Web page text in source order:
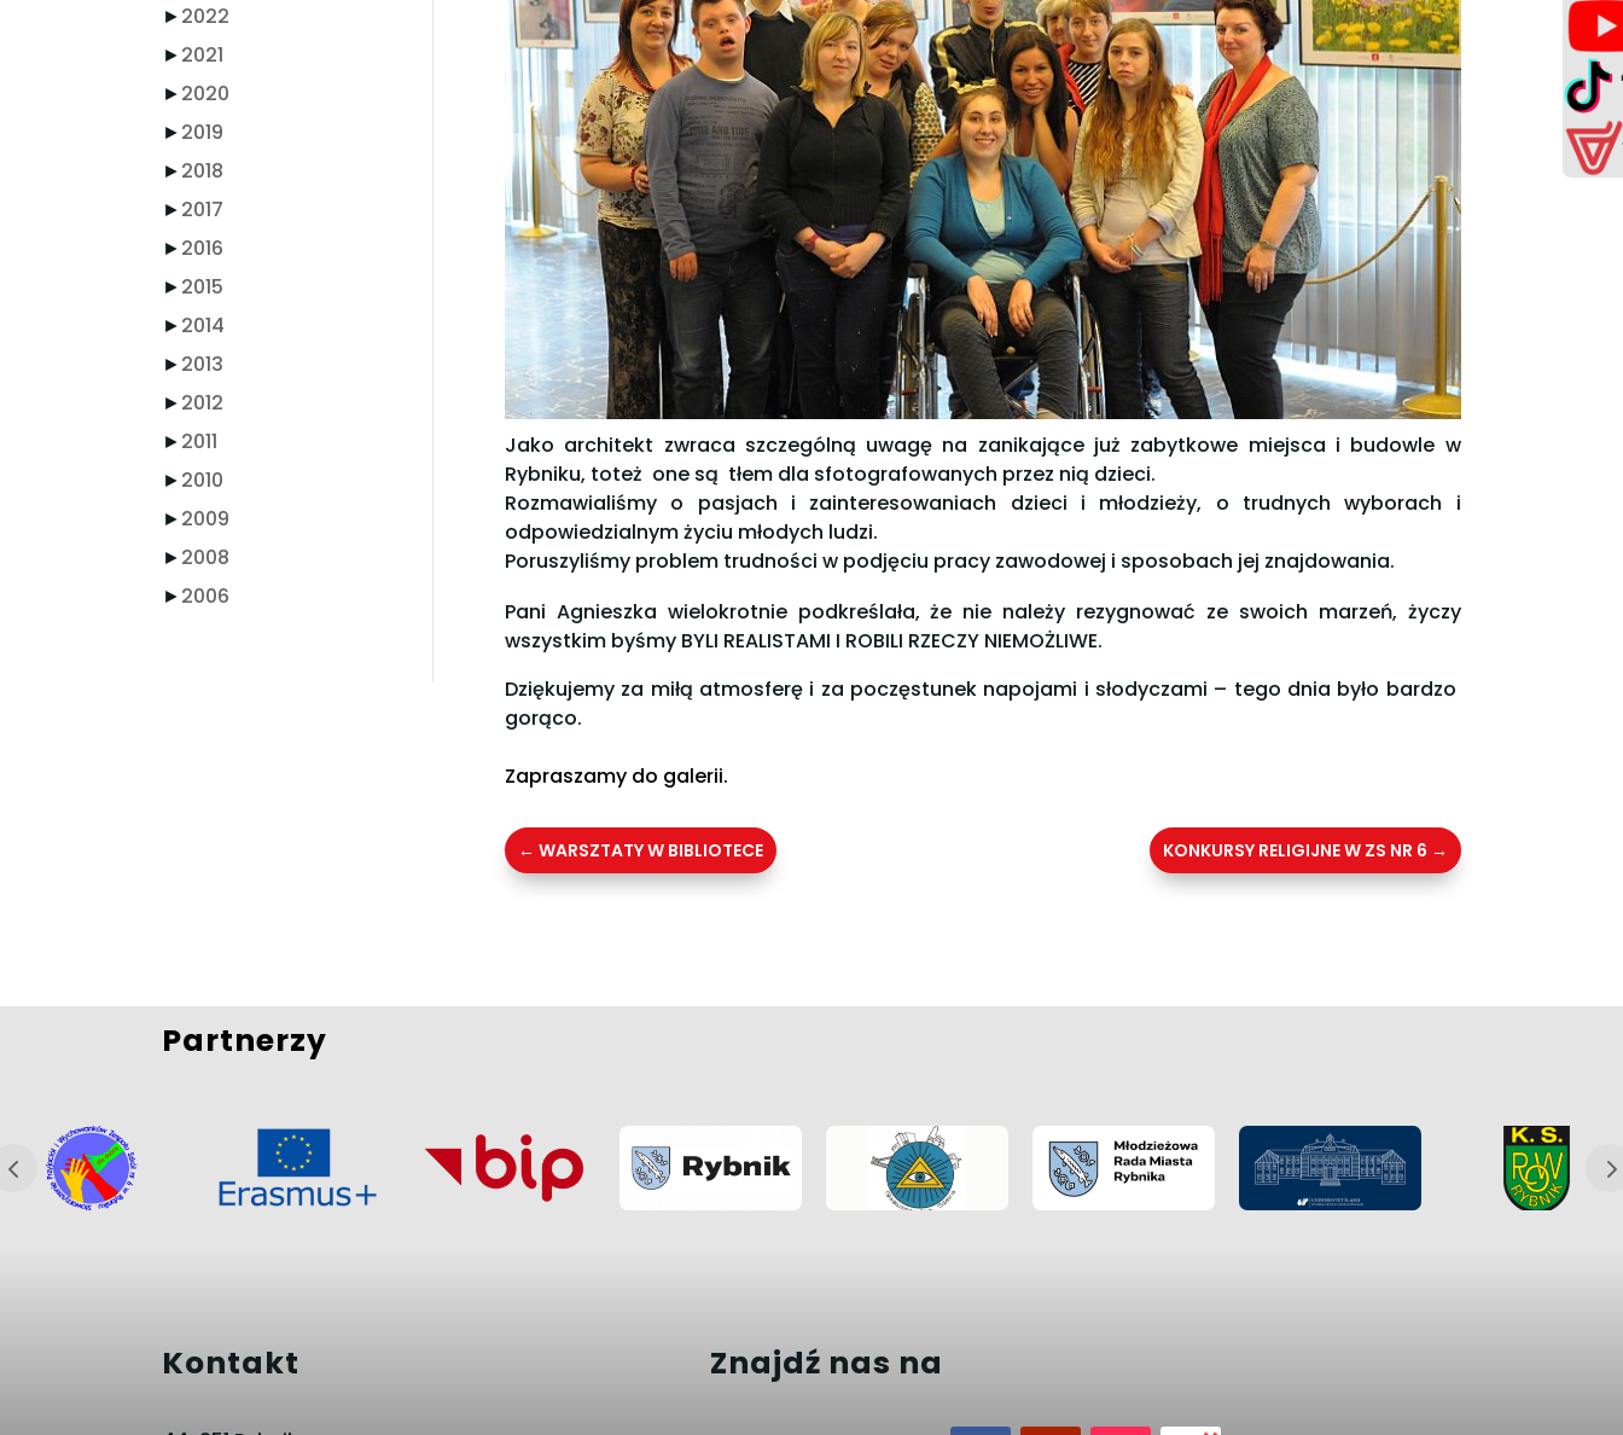
►2022
►2021
►2020
►2019
►2018
►2017
►2016
►2015
►2014
►2013
►2012
►2011
►2010
►2009
►2008
►2006
Jako architekt zwraca szczególną uwagę na zanikające już zabytkowe miejsca i budowle w
Rybniku, toteż one są tłem dla sfotografowanych przez nią dzieci.
Rozmawialiśmy o pasjach i zainteresowaniach dzieci i młodzieży, o trudnych wyborach i
odpowiedzialnym życiu młodych ludzi.
Poruszyliśmy problem trudności w podjęciu pracy zawodowej i sposobach jej znajdowania.
Pani Agnieszka wielokrotnie podkreślała, że nie należy rezygnować ze swoich marzeń, życzy
wszystkim byśmy BYLI REALISTAMI I ROBILI RZECZY NIEMOŻLIWE.
Dziękujemy za miłą atmosferę i za poczęstunek napojami i słodyczami – tego dnia było bardzo
gorąco.
Zapraszamy do galerii.
← WARSZTATY W BIBLIOTECE KONKURSY RELIGIJNE W ZS NR 6 →
Partnerzy
Kontakt Znajdź nas na